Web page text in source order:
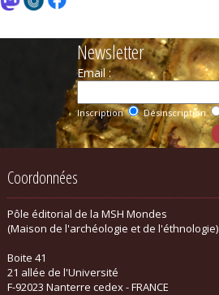
Newsletter
Email :
Inscription Désinscription
Coordonnées
Pôle éditorial de la MSH Mondes
(Maison de l'archéologie et de l'éthnologie)
Boite 41
21 allée de l'Université
F-92023 Nanterre cedex - FRANCE